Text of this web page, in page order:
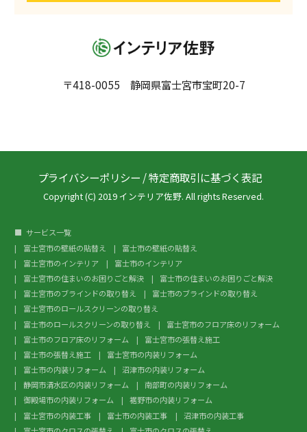
〒418-0055 静岡県富士宮市宝町20-7
プライバシーポリシー /特定商取引に基づく表記
Copyright (C) 2019 インテリア佐野. All rights Reserved.
サービス一覧
富士宮市の壁紙の貼替え
富士市の壁紙の貼替え
富士宮市のインテリア
富士市のインテリア
富士宮市の住まいのお困りごと解決
富士市の住まいのお困りごと解決
富士宮市のブラインドの取り替え
富士市のブラインドの取り替え
富士宮市のロールスクリーンの取り替え
富士市のロールスクリーンの取り替え
富士宮市のフロア床のリフォーム
富士市のフロア床のリフォーム
富士宮市の張替え施工
富士市の張替え施工
富士宮市の内装リフォーム
富士市の内装リフォーム
沼津市の内装リフォーム
静岡市清水区の内装リフォーム
南部町の内装リフォーム
御殿場市の内装リフォーム
裾野市の内装リフォーム
富士宮市の内装工事
富士市の内装工事
沼津市の内装工事